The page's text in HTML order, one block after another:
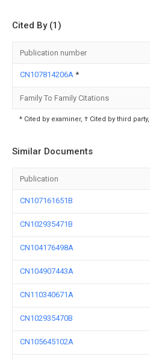
Cited By (1)
Publication number
CN107814206A *
Family To Family Citations
* Cited by examiner, † Cited by third
Similar Documents
Publication
CN107161651B
CN102935471B
CN104176498A
CN104907443A
CN110340671A
CN102935470B
CN105645102A